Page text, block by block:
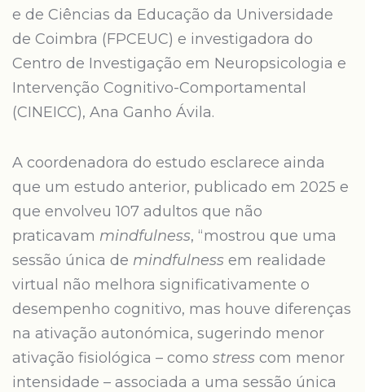
e de Ciências da Educação da Universidade
de Coimbra (FPCEUC) e investigadora do
Centro de Investigação em Neuropsicologia e
Intervenção Cognitivo-Comportamental
(CINEICC), Ana Ganho Ávila.
A coordenadora do estudo esclarece ainda
que um estudo anterior, publicado em 2025 e
que envolveu 107 adultos que não
praticavam mindfulness, “mostrou que uma
sessão única de mindfulness em realidade
virtual não melhora significativamente o
desempenho cognitivo, mas houve diferenças
na ativação autonómica, sugerindo menor
ativação fisiológica – como stress com menor
intensidade – associada a uma sessão única